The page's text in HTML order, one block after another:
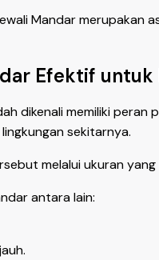
Mandar
Efektif untuk
dikenali memiliki
sekitarnya.
melalui ukuran
antara lain: